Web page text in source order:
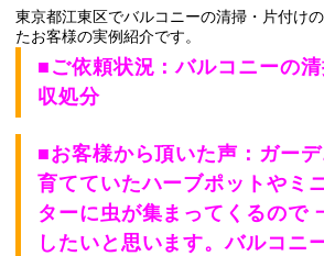
東京都江東区でバルコニーの清掃・片付け
たお客様の実例紹介です。
■ご依頼状況：バルコニーの
収処分
■お客様から頂いた声：ガー
育てていたハーブポットやミ
ターに虫が集まってくるので
したいと思います。バルコニ